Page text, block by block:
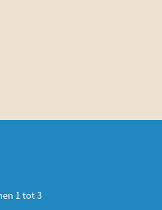
1 tot 3